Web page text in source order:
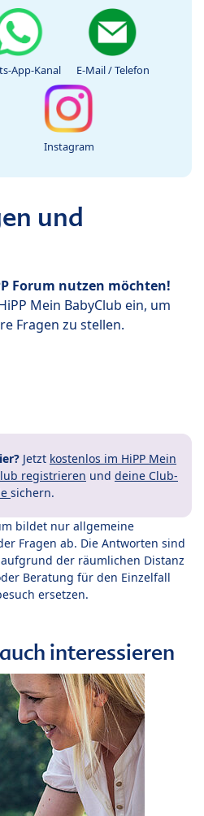
App-Kanal E-Mail / Telefon
Instagram
und
Forum nutzen möchten!
Mein BabyClub ein, um
Fragen zu stellen.
Jetzt kostenlos im HiPP Mein
registrieren und deine Club-
sichern.
bildet nur allgemeine
Fragen ab. Die Antworten sind
der räumlichen Distanz
Beratung für den Einzelfall
ersetzen.
interessieren